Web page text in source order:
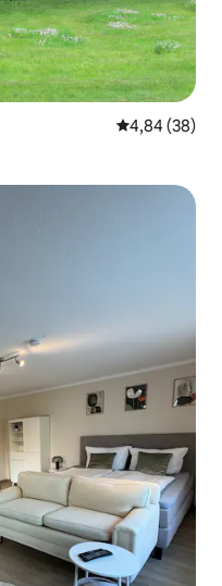
4,84 av 5 i
4,84 (38)